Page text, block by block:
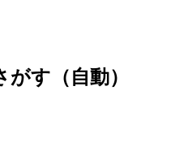
す（自動）